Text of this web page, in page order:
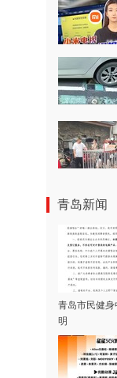
青岛新闻
青岛市民健
明